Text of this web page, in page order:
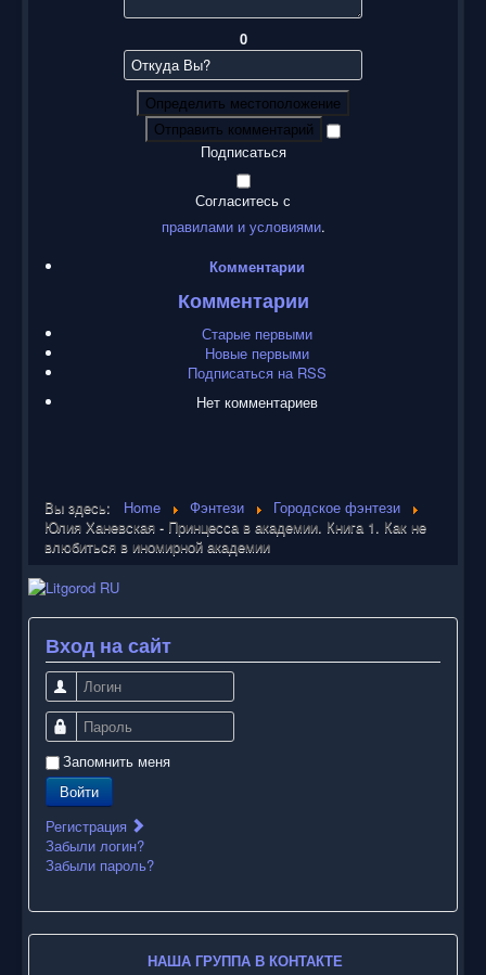
0
Определить местоположение
Отправить комментарий
Подписаться
Согласитесь с
правилами и условиями.
Комментарии
Комментарии
Старые первыми
Новые первыми
Подписаться на RSS
Нет комментариев
Вы здесь: Home Фэнтези
Городское фэнтези
Юлия Ханевская - Принцесса в академии. Книга 1. Как не
влюбиться в иномирной академии
Вход на сайт
Логин
Пароль
Запомнить меня
Войти
Регистрация
Забыли логин?
Забыли пароль?
НАША ГРУППА В КОНТАКТЕ